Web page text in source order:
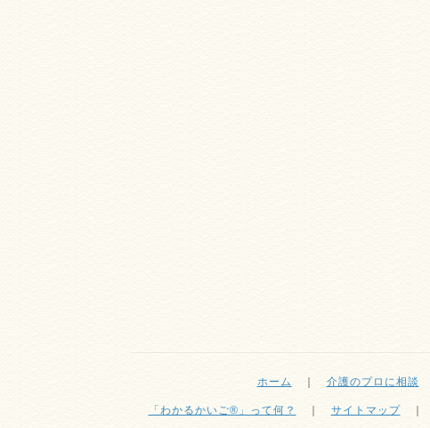
ホーム 介護のプロに相談
「わかるかいご®」って何？ サイトマップ｜